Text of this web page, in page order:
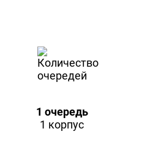
1 очередь
1 корпус